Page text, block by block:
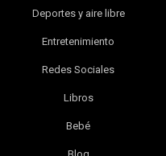
Deportes y aire libre
Entretenimiento
Redes Sociales
Libros
Bebé
Blog